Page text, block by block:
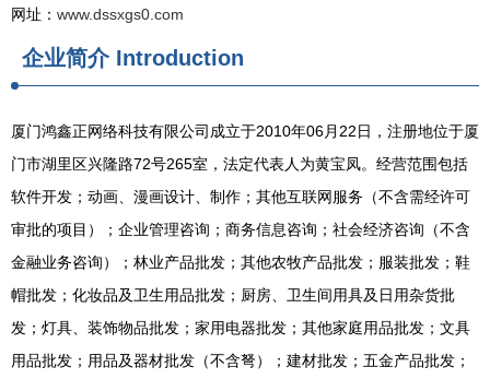
网址： www.dssxgs0.com
企业简介Introduction
厦门鸿鑫正网络科技有限公司成立于2010年06月22日，注册地位于厦
门市湖里区兴隆路72号265室，法定代表人为黄宝凤。经营范围包括
软件开发；动画、漫画设计、制作；其他互联网服务（不含需经许可
审批的项目）；企业管理咨询；商务信息咨询；社会经济咨询（不含
金融业务咨询）；林业产品批发；其他农牧产品批发；服装批发；鞋
帽批发；化妆品及卫生用品批发；厨房、卫生间用具及日用杂货批
发；灯具、装饰物品批发；家用电器批发；其他家庭用品批发；文具
用品批发；用品及器材批发（不含弩）；建材批发；五金产品批发；